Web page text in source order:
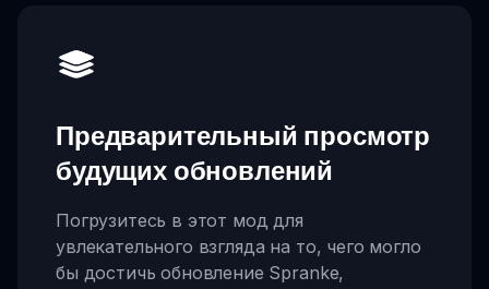
Предварительный просмотр
будущих обновлений
Погрузитесь в этот мод для
увлекательного взгляда на то, чего могло
бы достичь обновление Spranke,